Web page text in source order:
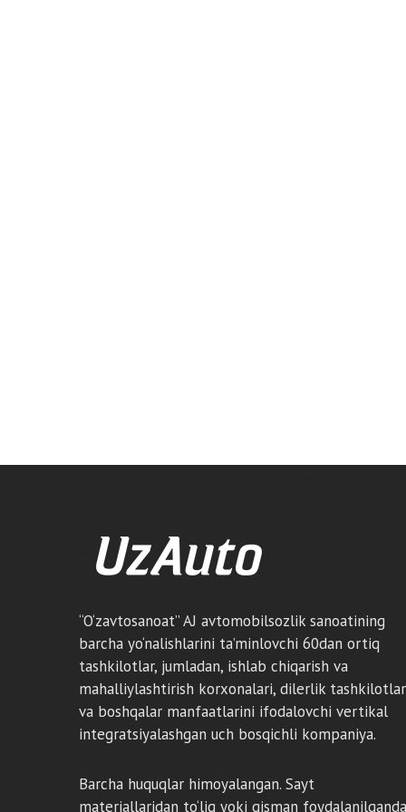
“O‘zavtosanoat” AJ avtomobilsozlik sanoatining
barcha yo‘nalishlarini ta’minlovchi 60dan ortiq
tashkilotlar, jumladan, ishlab chiqarish va
mahalliylashtirish korxonalari, dilerlik
va boshqalar manfaatlarini ifodalovchi vertikal
integratsiyalashgan uch bosqichli kompaniya.
Barcha huquqlar himoyalangan. Sayt
materiallaridan to‘liq yoki qisman foydalanilganda